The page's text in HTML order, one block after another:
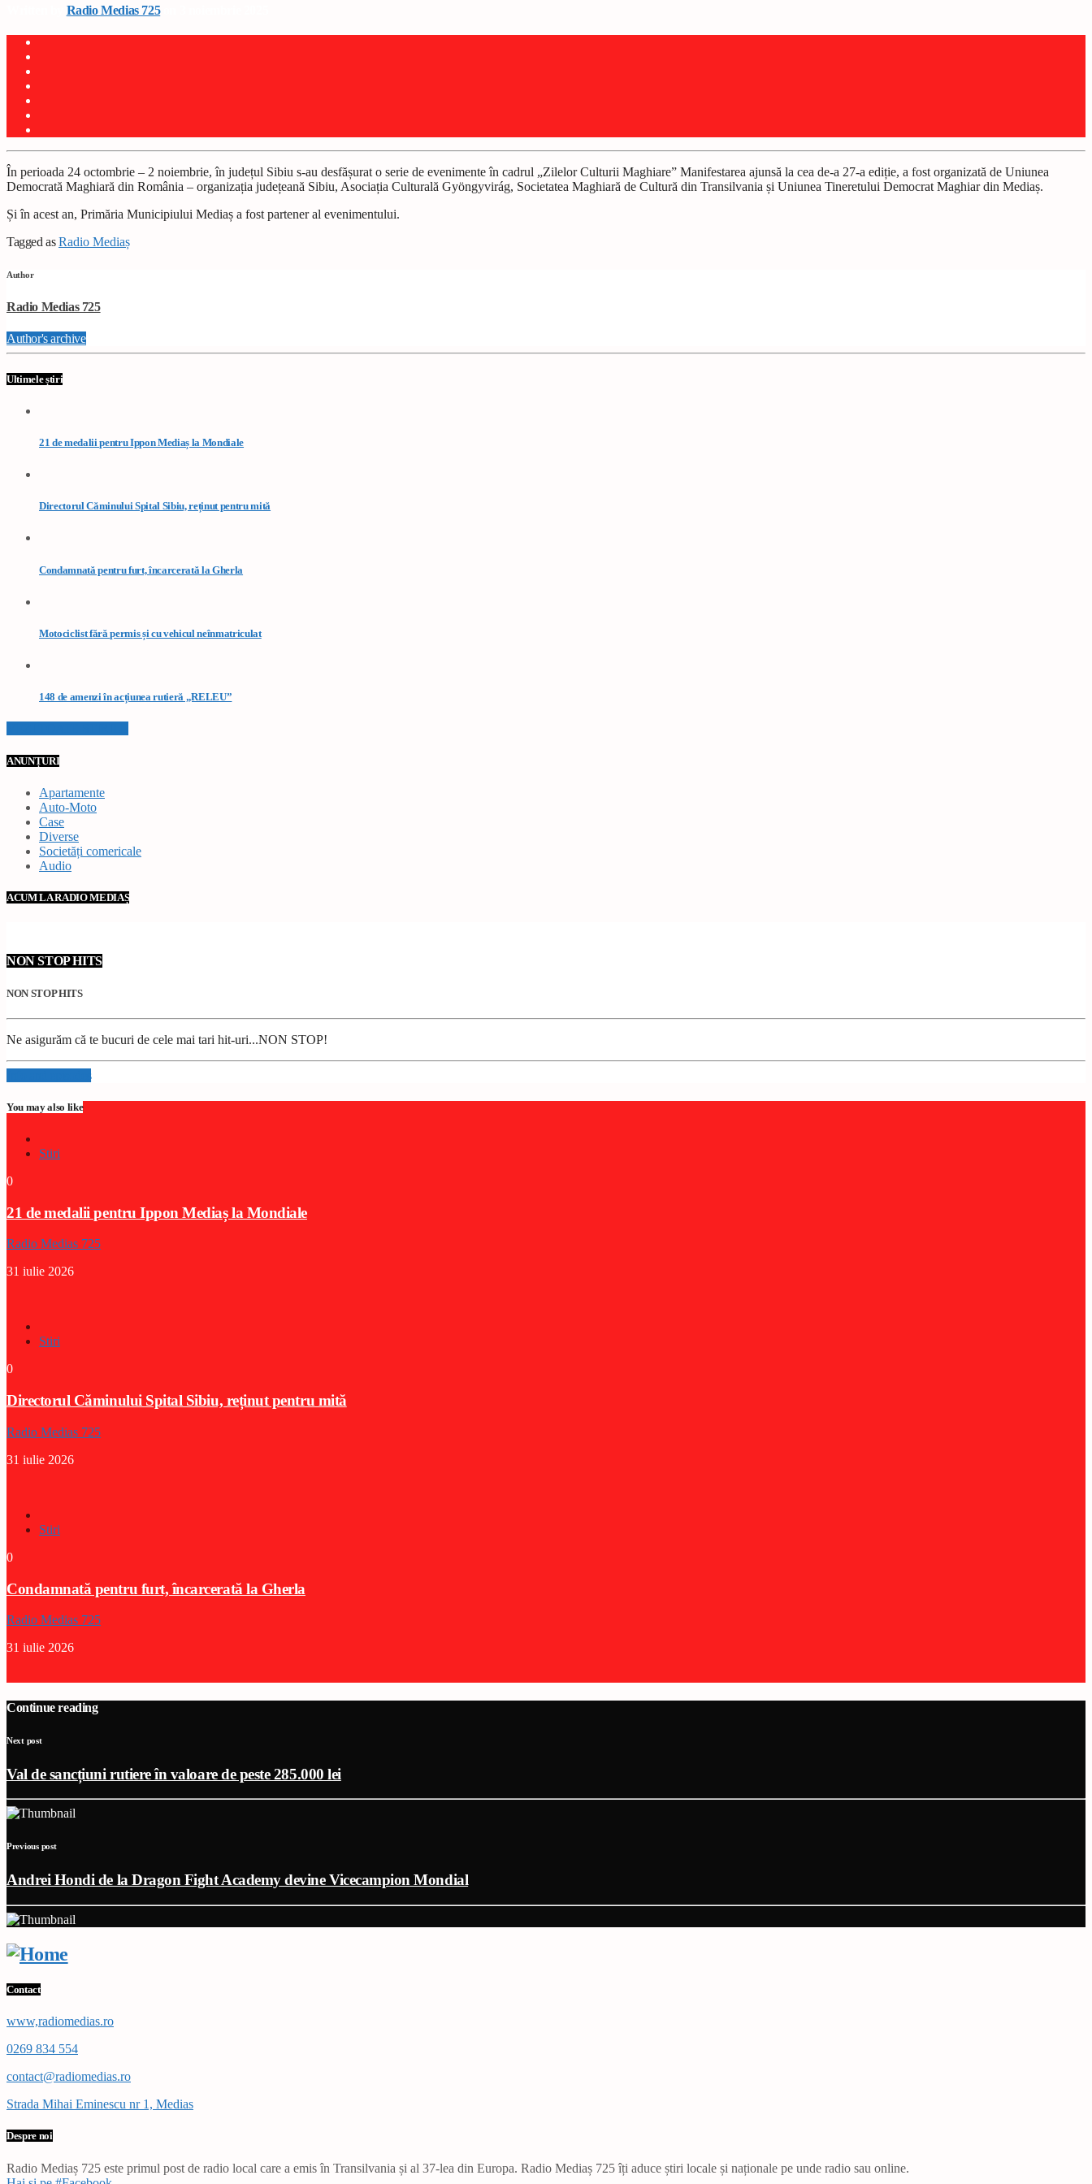
Radio Medias 725on 3 noiembrie 2025
În perioada 24 octombrie – 2 noiembrie, în județul Sibiu s-au desfășurat o serie de evenimente în cadrul „Zilelor Culturii Maghiare” Manifestarea ajunsă la cea de-a 27-a ediție, a fost organizată de Uniunea
Democrată Maghiară din România – organizația județeană Sibiu, Asociația Culturală Gyöngyvirág, Societatea Maghiară de Cultură din Transilvania și Uniunea Tineretului Democrat Maghiar din Mediaș.
Și în acest an, Primăria Municipiului Mediaș a fost partener al evenimentului.
Tagged asRadio Mediaș
Author
Radio Medias 725
Author's archive
Ultimele știri
21 de medalii pentru Ippon Mediaș la Mondiale
Directorul Căminului Spital Sibiu, reținut pentru mită
Condamnată pentru furt, încarcerată la Gherla
Motociclist fără permis și cu vehicul neînmatriculat
148 de amenzi în acțiunea rutieră „RELEU”
ANUNȚURI
Apartamente
Auto-Moto
Case
Diverse
Societăți comericale
Audio
ACUM LA RADIO MEDIAȘ
NON STOP HITS
NON STOP HITS
Ne asigurăm că te bucuri de cele mai tari hit-uri...NON STOP!
Info and episodes
You may also like
Stiri
0
21 de medalii pentru Ippon Mediaș la Mondiale
Radio Medias 725
31 iulie 2026
Stiri
0
Directorul Căminului Spital Sibiu, reținut pentru mită
Radio Medias 725
31 iulie 2026
Stiri
0
Condamnată pentru furt, încarcerată la Gherla
Radio Medias 725
31 iulie 2026
Continue reading
Next post
Val de sancțiuni rutiere în valoare de peste 285.000 lei
Previous post
Andrei Hondi de la Dragon Fight Academy devine Vicecampion Mondial
Contact
www,radiomedias.ro
0269 834 554
contact@radiomedias.ro
Strada Mihai Eminescu nr 1, Medias
Despre noi
Radio Mediaș 725 este primul post de radio local care a emis în Transilvania și al 37-lea din Europa. Radio Mediaș 725 îți aduce știri locale și naționale pe unde radio sau online.